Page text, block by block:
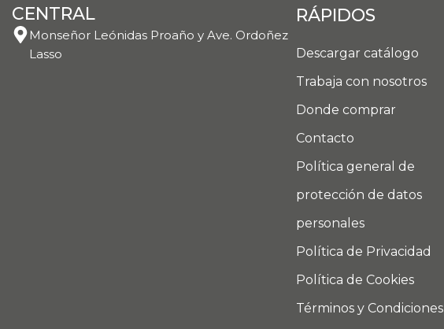
CENTRAL
Monseñor Leónidas Proaño y Ave. Ordoñez
Lasso
RÁPIDOS
Descargar catálogo
Trabaja con nosotros
Donde comprar
Contacto
Política general de
protección de datos
personales
Política de Privacidad
Política de Cookies
Términos y Condiciones